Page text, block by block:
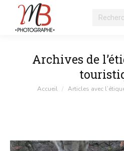
Archives de
Vous êtes ici :
Accueil Articles avec